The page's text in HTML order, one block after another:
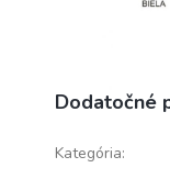
Dodatočné
Kategória: